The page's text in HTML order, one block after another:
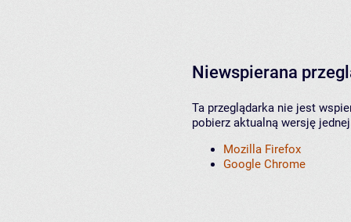
Niewspierana
Ta przeglądarka nie jest
pobierz aktualną wersję
Mozilla Firefox
Google Chrome